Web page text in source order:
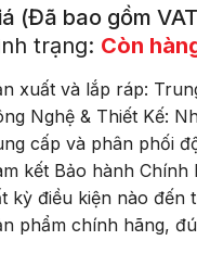
(Đã bao gồm
trạng: Còn
xuất và lắp ráp:
Nghệ & Thiết Kế:
cấp và phân phối
kết Bảo hành Chính
kỳ điều kiện nào đến
phẩm chính hãng,